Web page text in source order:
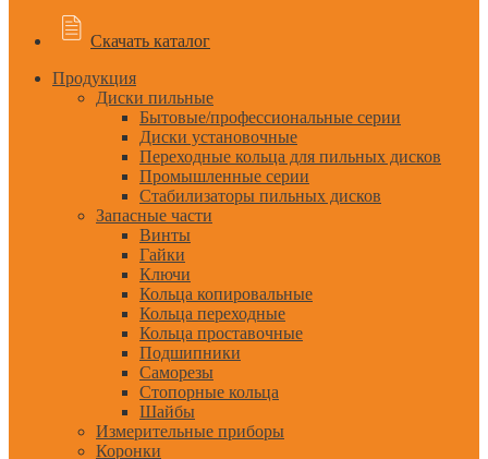
Скачать каталог
Продукция
Диски пильные
Бытовые/профессиональные серии
Диски установочные
Переходные кольца для пильных дисков
Промышленные серии
Стабилизаторы пильных дисков
Запасные части
Винты
Гайки
Ключи
Кольца копировальные
Кольца переходные
Кольца проставочные
Подшипники
Саморезы
Стопорные кольца
Шайбы
Измерительные приборы
Коронки